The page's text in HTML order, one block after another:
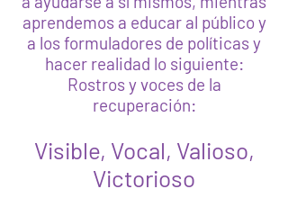
aprendemos a educar al público y
a los formuladores de políticas y
hacer realidad lo siguiente:
Rostros y voces de la
recuperación:
Visible, Vocal, Valioso,
Victorioso